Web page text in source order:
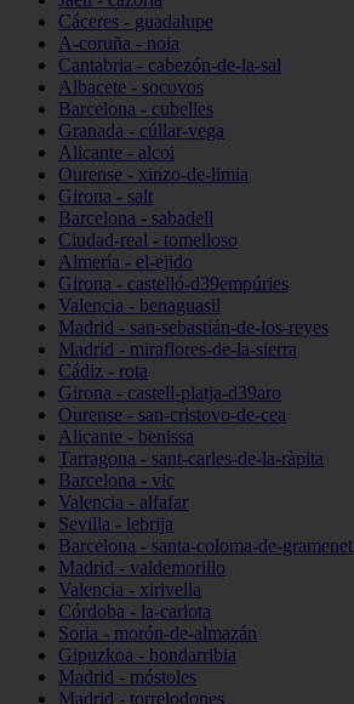
Cáceres - guadalupe
A-coruña - noia
Cantabria - cabezón-de-la-sal
Albacete - socovos
Barcelona - cubelles
Granada - cúllar-vega
Alicante - alcoi
Ourense - xinzo-de-limia
Girona - salt
Barcelona - sabadell
Ciudad-real - tomelloso
Almería - el-ejido
Girona - castelló-d39empúries
Valencia - benaguasil
Madrid - san-sebastián-de-los-reyes
Madrid - miraflores-de-la-sierra
Cádiz - rota
Girona - castell-platja-d39aro
Ourense - san-cristovo-de-cea
Alicante - benissa
Tarragona - sant-carles-de-la-ràpita
Barcelona - vic
Valencia - alfafar
Sevilla - lebrija
Barcelona - santa-coloma-de-gramenet
Madrid - valdemorillo
Valencia - xirivella
Córdoba - la-carlota
Soria - morón-de-almazán
Gipuzkoa - hondarribia
Madrid - móstoles
Madrid - torrelodones